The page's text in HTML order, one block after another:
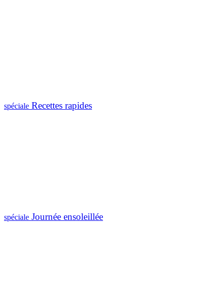
spéciale Recettes rapides
spéciale Journée ensoleillée